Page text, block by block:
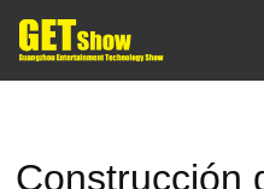
Construcción